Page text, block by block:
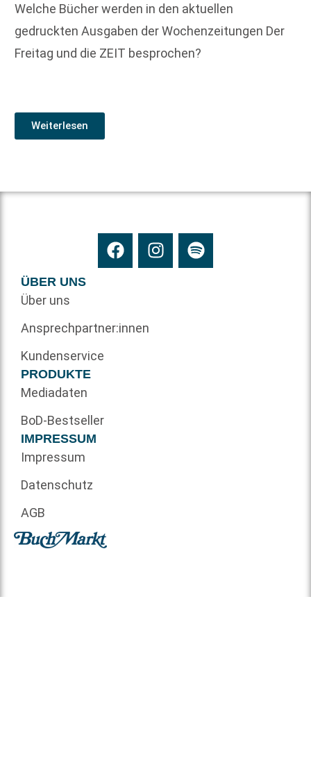
Welche Bücher werden in den aktuellen
gedruckten Ausgaben der Wochenzeitungen Der
Freitag und die ZEIT besprochen?
Weiterlesen
ÜBER UNS
Über uns
Ansprechpartner:innen
Kundenservice
PRODUKTE
Mediadaten
BoD-Bestseller
IMPRESSUM
Impressum
Datenschutz
AGB